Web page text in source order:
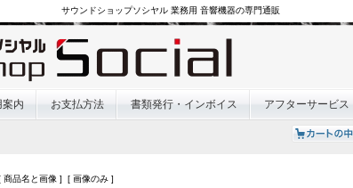
サウンドショップソシヤル 業務用 音響機器の専門通販
案内 お支払方法 書類発行・インボイス アフターサービス
品名と画像 ] [ 画像のみ ]